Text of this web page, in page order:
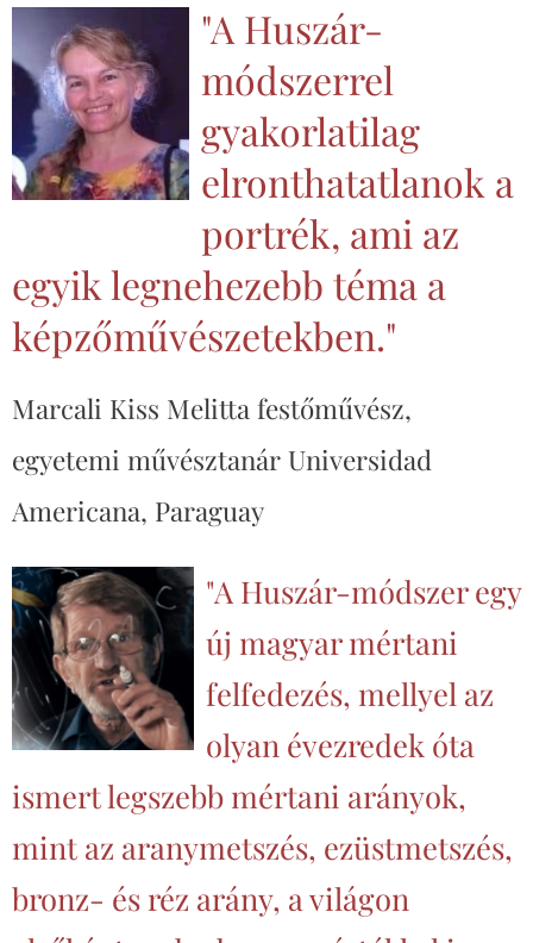
"A Huszár-
módszerrel
gyakorlatilag
elronthatatlanok a
portrék, ami az
egyik legnehezebb téma a
képzőművészetekben."
Marcali Kiss Melitta festőművész,
egyetemi művésztanár Universidad
Americana, Paraguay
"A Huszár-módszer egy
új magyar mértani
felfedezés, mellyel az
olyan évezredek óta
ismert legszebb mértani arányok,
mint az aranymetszés, ezüstmetszés,
bronz- és réz arány, a világon